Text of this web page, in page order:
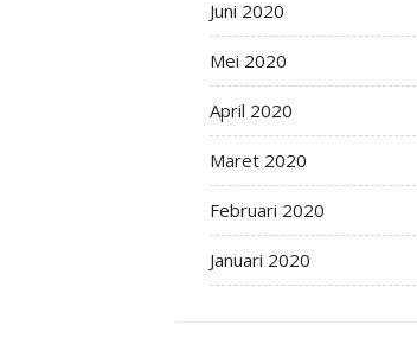
Juni 2020
Mei 2020
April 2020
Maret 2020
Februari 2020
Januari 2020